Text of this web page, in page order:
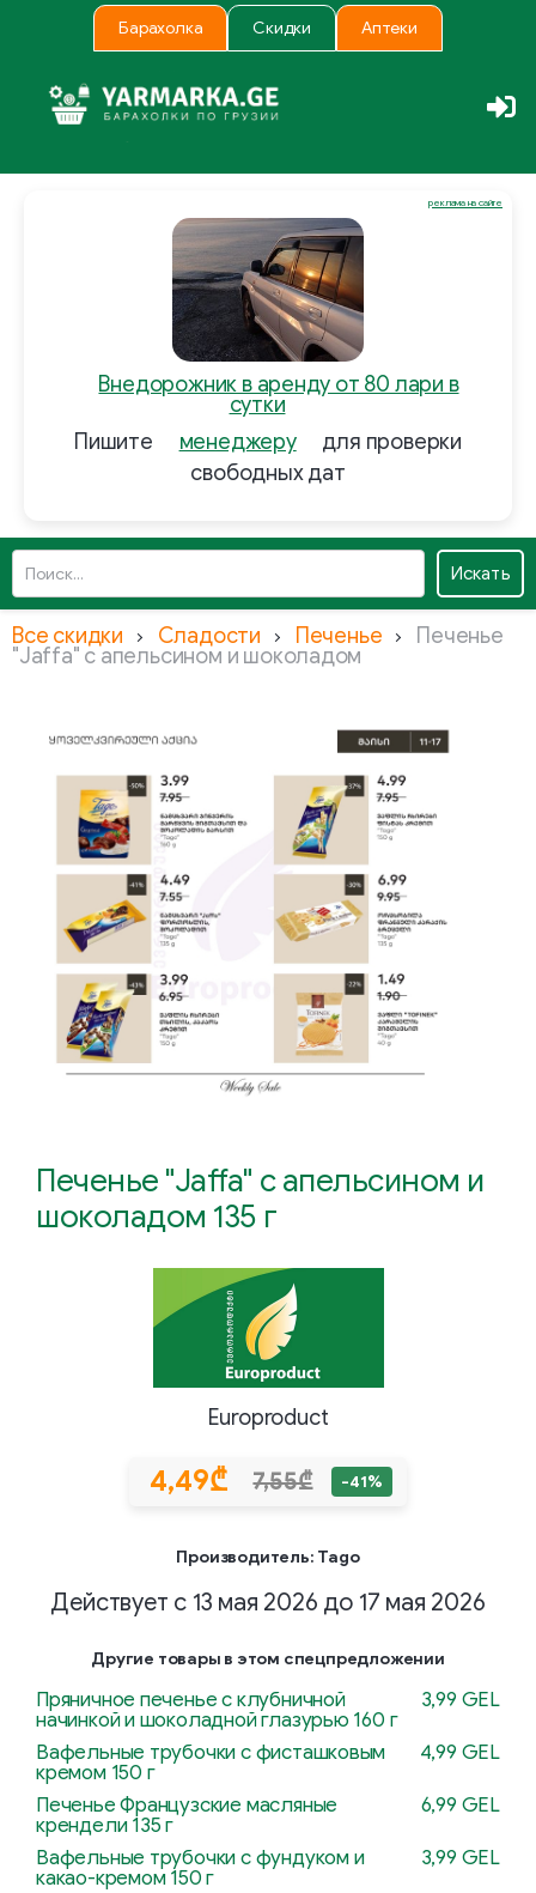
Барахолка Скидки Аптеки
Внедорожник в аренду от 80 лари в
сутки
Пишите
менеджеру
для проверки
свободных дат
реклама на сайте
Искать
Все скидки Сладости Печенье Печенье
"Jaffa" с апельсином и шоколадом
Печенье "Jaffa" с апельсином и
шоколадом 135 г
Europroduct
4,49₾ 7,55₾ -41%
Производитель: Tago
Действует с 13 мая 2026 до 17 мая 2026
Другие товары в этом спецпредложении
Пряничное печенье с клубничной
начинкой и шоколадной глазурью 160 г
3,99 GEL
Вафельные трубочки с фисташковым
кремом 150 г
4,99 GEL
Печенье Французские масляные
крендели 135 г
6,99 GEL
Вафельные трубочки с фундуком и
какао-кремом 150 г
3,99 GEL